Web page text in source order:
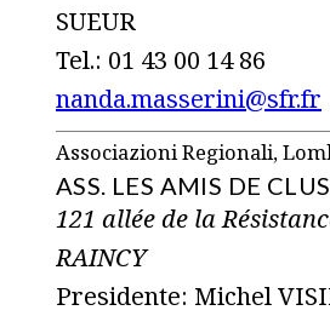
SUEUR
Tel.: 01 43 00 14 86
nanda.masserini@sfr.fr
Associazioni Regionali,
ASS. LES AMIS DE
121 allée de la
RAINCY
Presidente: Michel